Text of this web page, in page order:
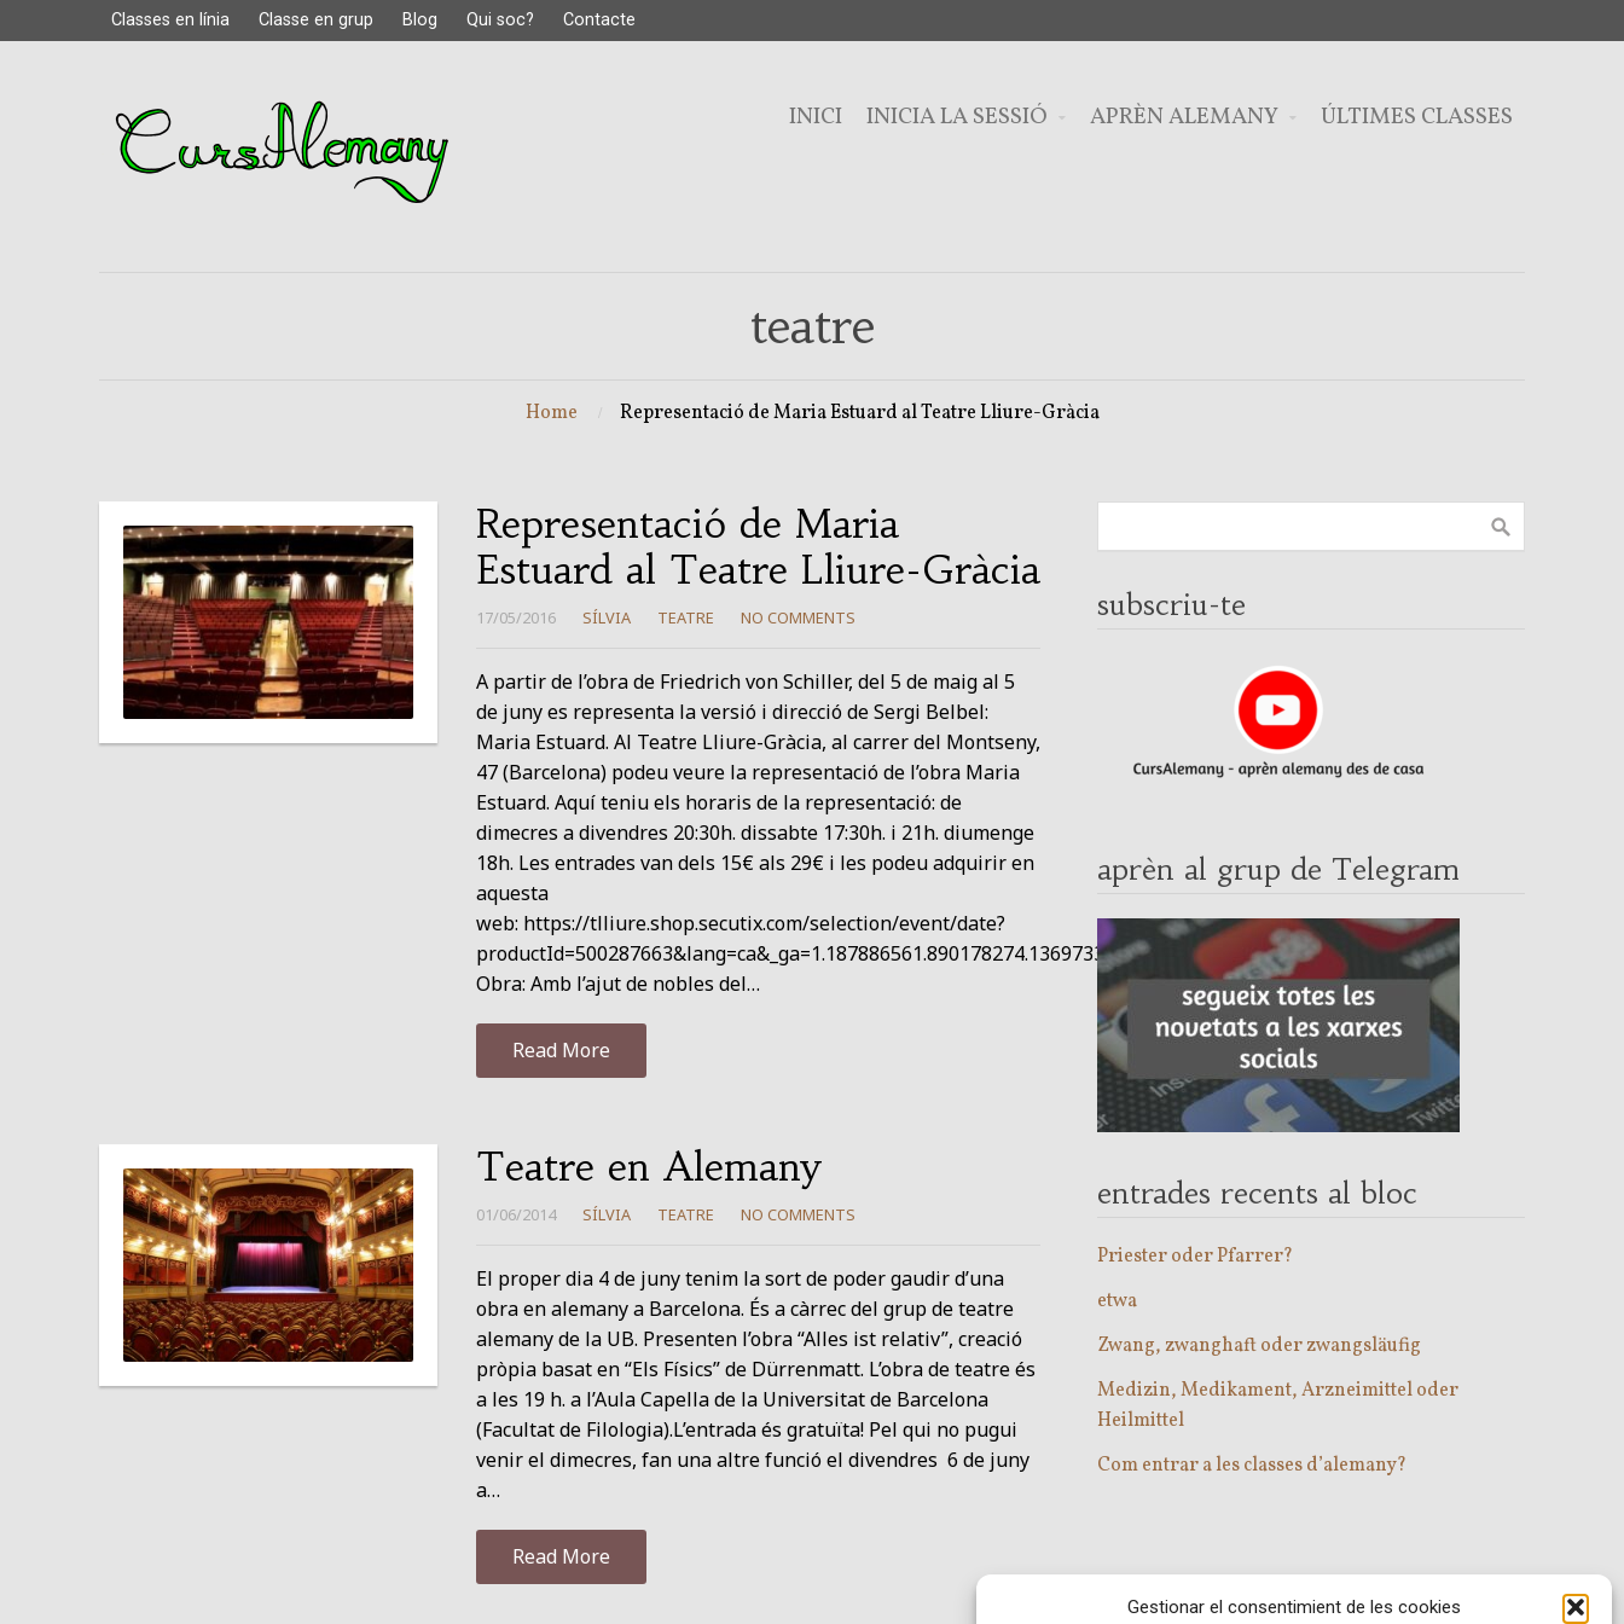
Gestionar el consentimient de les cookies
Classes en línia Classe en grup Blog Qui soc? Contacte
INICI INICIA LA SESSIÓ APRÈN ALEMANY ÚLTIMES CLASSES
teatre
Home Representació de Maria Estuard al Teatre Lliure-Gràcia
Representació de Maria
Estuard al Teatre Lliure-Gràcia
17/05/2016 SÍLVIA TEATRE NO COMMENTS
A partir de l’obra de Friedrich von Schiller, del 5 de maig al 5
de juny es representa la versió i direcció de Sergi Belbel:
Maria Estuard. Al Teatre Lliure-Gràcia, al carrer del Montseny,
47 (Barcelona) podeu veure la representació de l’obra Maria
Estuard. Aquí teniu els horaris de la representació: de
dimecres a divendres 20:30h. dissabte 17:30h. i 21h. diumenge
18h. Les entrades van dels 15€ als 29€ i les podeu adquirir en
aquesta
web: https://tlliure.shop.secutix.com/selection/event/date?
productId=500287663&lang=ca&_ga=1.187886561.890178274.1369733639
Obra: Amb l’ajut de nobles del…
Read More
Teatre en Alemany
01/06/2014 SÍLVIA TEATRE NO COMMENTS
El proper dia 4 de juny tenim la sort de poder gaudir d’una
obra en alemany a Barcelona. És a càrrec del grup de teatre
alemany de la UB. Presenten l’obra “Alles ist relativ”, creació
pròpia basat en “Els Físics” de Dürrenmatt. L’obra de teatre és
a les 19 h. a l’Aula Capella de la Universitat de Barcelona
(Facultat de Filologia).L’entrada és gratuïta! Pel qui no pugui
venir el dimecres, fan una altre funció el divendres 6 de juny
a…
Read More
subscriu-te
aprèn al grup de Telegram
entrades recents al bloc
Priester oder Pfarrer?
etwa
Zwang, zwanghaft oder zwangsläufig
Medizin, Medikament, Arzneimittel oder
Heilmittel
Com entrar a les classes d’alemany?